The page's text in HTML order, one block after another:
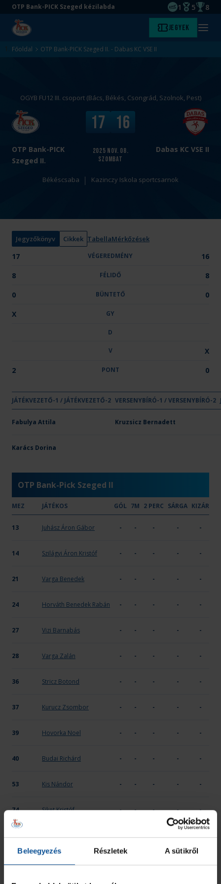
Beleegyezés Részletek A sütikről
Ugrás
tartalomra
Ugrás
aljára
OTP Bank-PICK Szeged kézilabda
EHF
1
Magyar
5 8
Kezdőlap Jegyek Menü
Főoldal OTP Bank-PICK Szeged II. - Dabas KC VSE II
OGYB FU12 III. csoport (Bács, Békés, Csongrád, Szolnok, Pest)
OTP Bank-PICK
Szeged II.
v
s
.
Dabas KC VSE II
2025 nov. 08.
szombat
V
e
r
e
d
é
y
:
17 16
Békéscsaba Kazinczy Iskola sportcsarnok
Jegyzőkönyv Cikkek TabellaMérkőzések
17 VÉGEREDMÉNY 16
8 FÉLIDŐ 8
0 BÜNTETŐ 0
X GY
D
V X
2 PONT 0
Csapat neve
VÉGEREDMÉNY FÉLIDŐ BÜNTETŐ GY D
OTP Bank-PICK Szeged II. 17 8
Dabas KC VSE II
JÁTÉKVEZETŐ-1 / JÁTÉKVEZETŐ-2 VERSENYBÍRÓ-1 / VERSENYBÍRÓ-2
Fabulya Attila Kruzsicz Bernadett
Karács Dorina
OTP Bank-Pick Szeged II
MEZ JÁTÉKOS GÓL 7M 2 PERC SÁRGA KIZÁR
13 Juhász Áron Gábor - - - - -
14 Szilágyi Áron Kristóf - - - - -
21 Varga Benedek - - - - -
24 Horváth Benedek Rabán - - - - -
27 Vizi Barnabás - - - - -
28 Varga Zalán - - - - -
36 Stricz Botond - - - - -
37 Kurucz Zsombor - - - - -
39 Hovorka Noel - - - - -
40 Budai Richárd - - - - -
53 Kis Nándor - - - - -
74 Siket Kristóf - - - - -
90 Szécsi Benedek - - - - -